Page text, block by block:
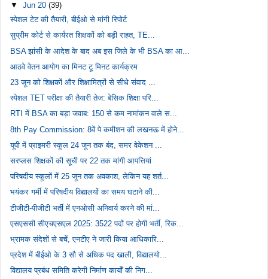
▼Jun 20(39)
स्पेशल टेट की तैयारी, बीईओ से मांगी रिपोर्ट
सुप्रीम कोर्ट से कार्यरत शिक्षकों को बड़ी राहत, TE...
BSA झांसी के आदेश के बाद अब इस जिले के भी BSA का आ...
आठवे वेतन आयोग का मिनट टू मिनट कार्यक्रम
23 जून को शिक्षकों और शिक्षामित्रों से सीधे संवाद ...
स्पेशल TET परीक्षा की तैयारी तेज: बेसिक शिक्षा परि...
RTI में BSA का बड़ा जवाब: 150 से कम नामांकन वाले स...
8th Pay Commission: 8वें पे कमीशन की लखनऊ में होने...
यूपी में प्राइमरी स्कूल 24 जून तक बंद, समर वेकेशन ...
सरप्लस शिक्षकों की सूची पर 22 तक मांगी आपत्तियां
परिषदीय स्कूलों में 25 जून तक अवकाश, लेकिन यह शर्त...
भयंकर गर्मी में परिषदीय विद्यालयों का समय घटाने की...
टीजीटी-पीजीटी भर्ती में एनओसी अनिवार्य करने की मां...
एसएससी सीएचएसएल 2025: 3522 पदों पर होगी भर्ती, रिक...
भ्रामक संदेशों से बचें, एनटीए ने जारी किया आधिकारि...
प्रदेश में बीईओ के 3 सौ से अधिक पद खाली, विद्यालयो...
विद्यालय प्रबंध समिति करेगी निर्माण कार्यों की निग...